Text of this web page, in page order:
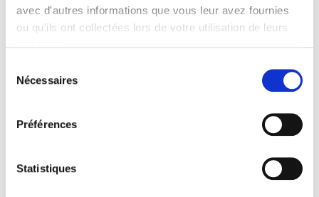
avec d'autres informations que vous leur avez fournies
ou qu'ils ont collectées lors de votre utilisation de leurs
Nécessaires
Préférences
Statistiques
Spécifications
Collection
Langue